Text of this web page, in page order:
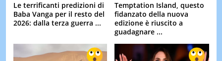
Le terrificanti predizioni di
Baba Vanga per il resto del
2026: dalla terza guerra ...
Temptation Island, questo
fidanzato della nuova
edizione è riuscito a
guadagnare ...